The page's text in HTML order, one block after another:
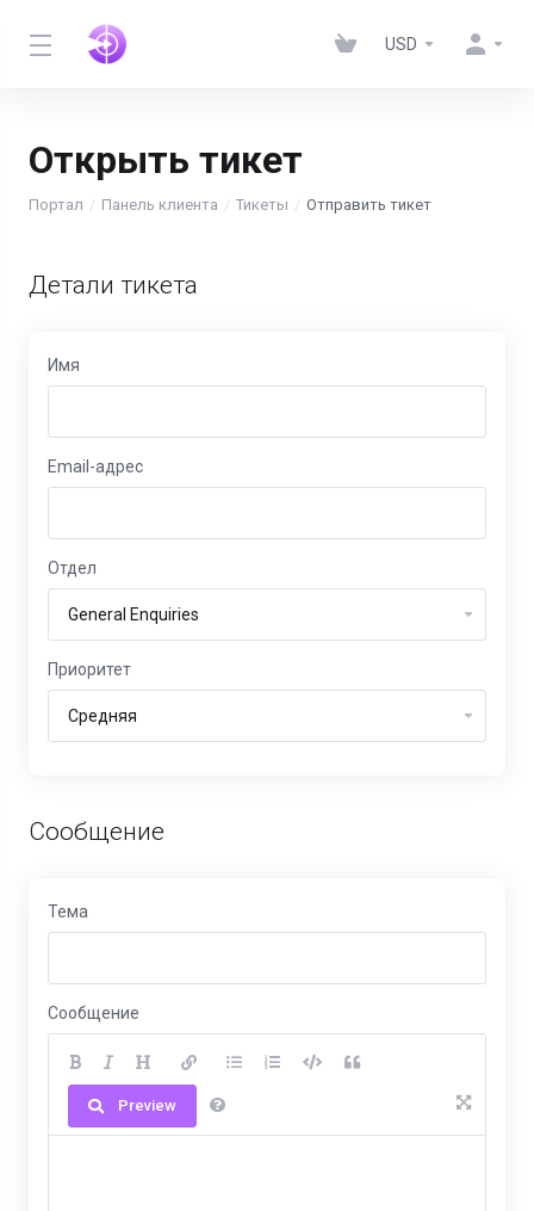
USD
Открыть тикет
Портал Панель клиента Тикеты Отправить тикет
Детали тикета
Имя
Email-адрес
Отдел
Приоритет
Сообщение
Тема
Сообщение
Preview